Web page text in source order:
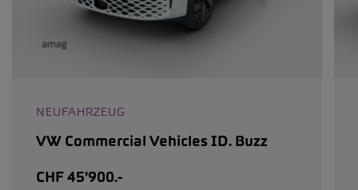
NEUFAHRZEUG
VW Commercial Vehicles ID. Buzz
CHF 45'900.-